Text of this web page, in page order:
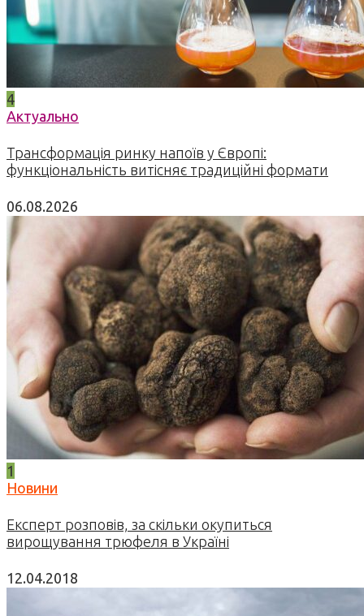
4
Актуально
Трансформація ринку напоїв у Європі:
функціональність витісняє традиційні формати
06.08.2026
1
Новини
Експерт розповів, за скільки окупиться
вирощування трюфеля в Україні
12.04.2018